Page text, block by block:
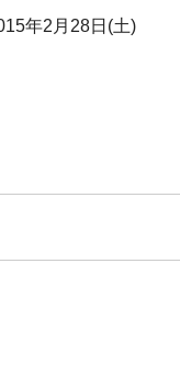
年2月28日(土)